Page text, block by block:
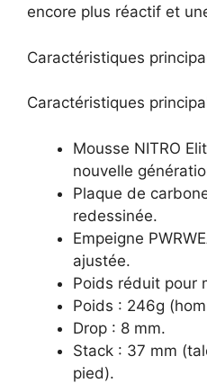
encore plus réactif et
Caractéristiques
Caractéristiques
Mousse NITRO
nouvelle
Plaque de
redessinée.
Empeigne
ajustée.
Poids réduit pour
Poids : 246g
Drop : 8 mm.
Stack : 37 mm
pied).